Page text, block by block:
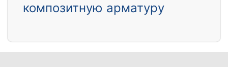
композитную арматуру